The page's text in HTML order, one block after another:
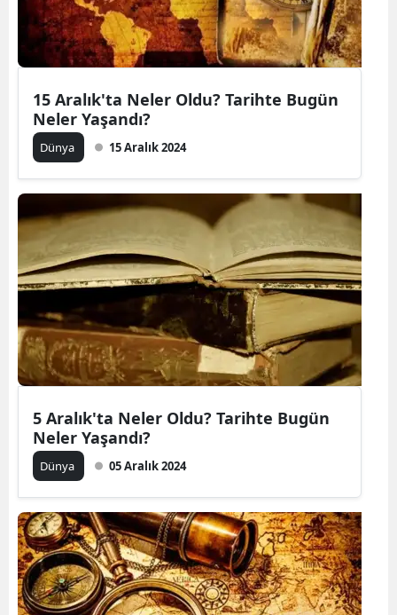
15 Aralık'ta Neler Oldu? Tarihte Bugün
Neler Yaşandı?
Dünya 15 Aralık 2024
5 Aralık'ta Neler Oldu? Tarihte Bugün
Neler Yaşandı?
Dünya 05 Aralık 2024